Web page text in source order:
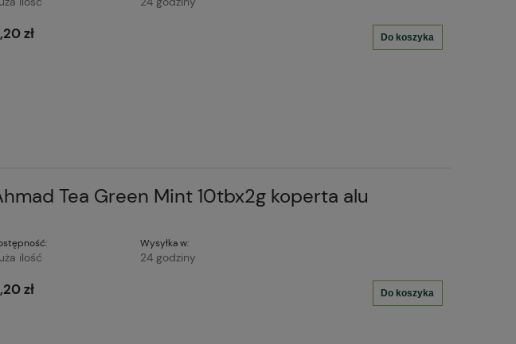
zł Do koszyka
Tea Green Mint 10tbx2g koperta alu
ilość
Wysyłka w:
24 godziny
zł Do koszyka